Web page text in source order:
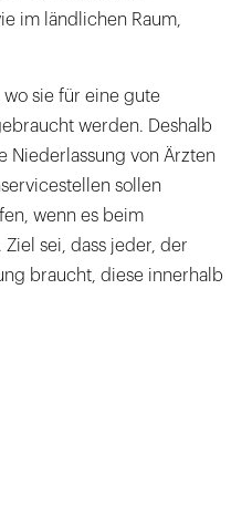
im ländlichen Raum,
sie für eine gute
werden. Deshalb
Niederlassung von Ärzten
sollen
wenn es beim
sei, dass jeder, der
braucht, diese innerhalb